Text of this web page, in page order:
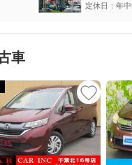
定休日：年
車